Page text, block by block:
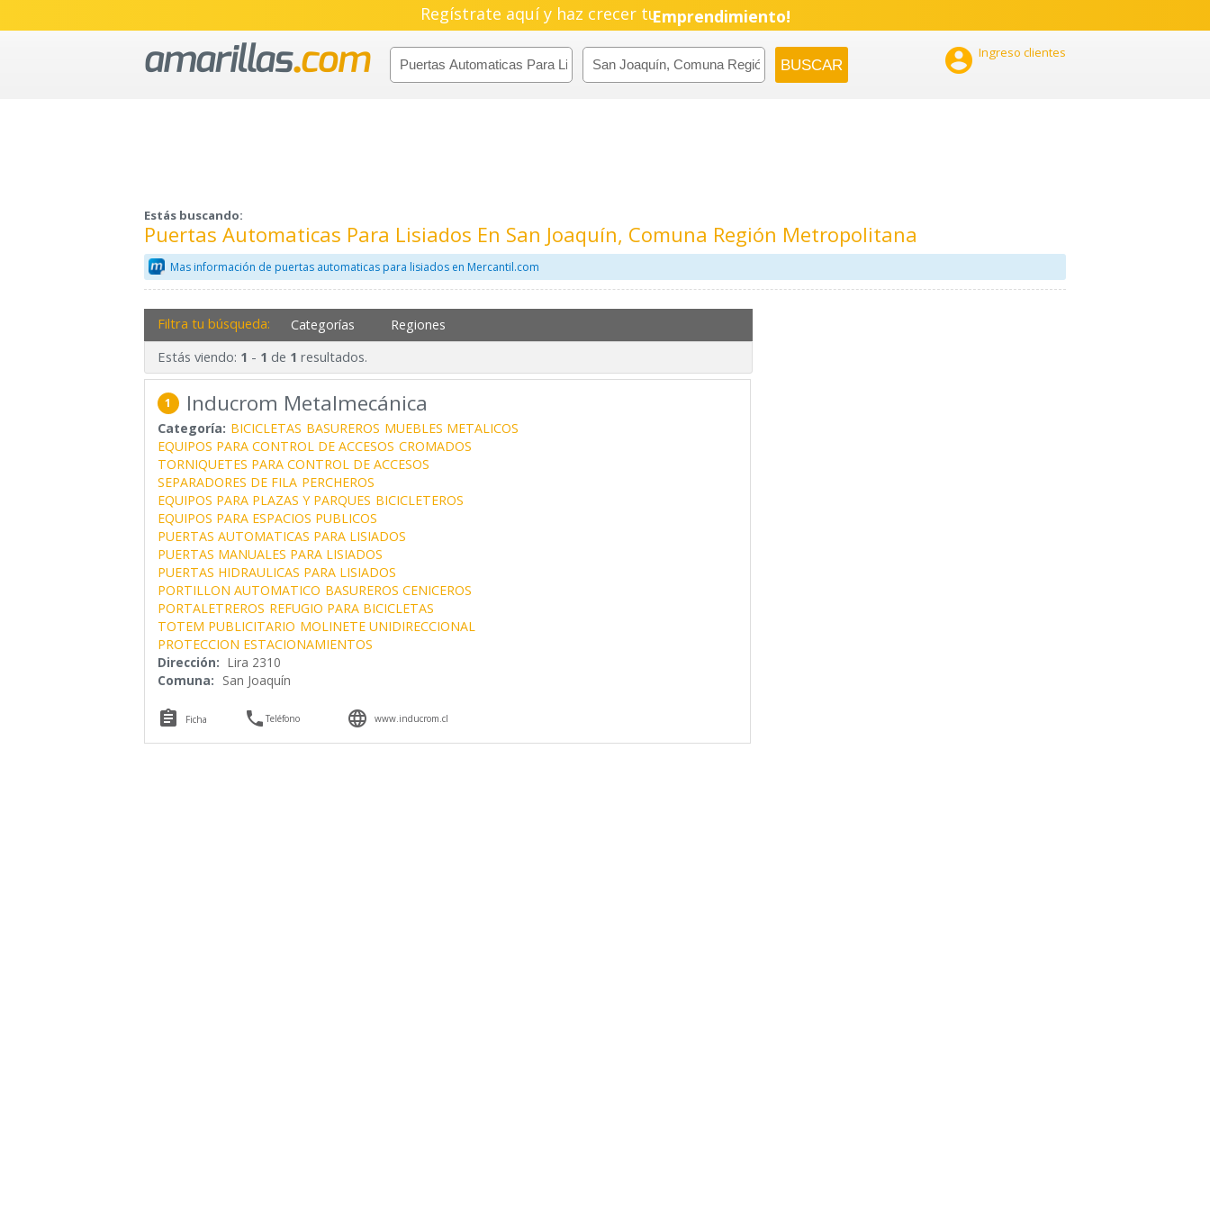
Regístrate aquí y haz crecer tuEmprendimiento!
 Ingreso clientes
Estás buscando:
Puertas Automaticas Para Lisiados En San Joaquín, Comuna Región Metropolitana
Mas información de puertas automaticas para lisiados en Mercantil.com
Filtra tu búsqueda: Categorías Regiones
Estás viendo: 1 - 1 de 1 resultados.
1 Inducrom Metalmecánica
Categoría: BICICLETAS BASUREROS MUEBLES METALICOS
EQUIPOS PARA CONTROL DE ACCESOS CROMADOS
TORNIQUETES PARA CONTROL DE ACCESOS
SEPARADORES DE FILA PERCHEROS
EQUIPOS PARA PLAZAS Y PARQUES BICICLETEROS
EQUIPOS PARA ESPACIOS PUBLICOS
PUERTAS AUTOMATICAS PARA LISIADOS
PUERTAS MANUALES PARA LISIADOS
PUERTAS HIDRAULICAS PARA LISIADOS
PORTILLON AUTOMATICO BASUREROS CENICEROS
PORTALETREROS REFUGIO PARA BICICLETAS
TOTEM PUBLICITARIO MOLINETE UNIDIRECCIONAL
PROTECCION ESTACIONAMIENTOS
Dirección: Lira 2310
Comuna: San Joaquín
 Ficha Teléfono  www.inducrom.cl